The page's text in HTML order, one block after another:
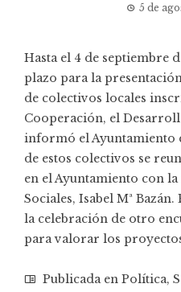
5 de
Hasta el 4 de septiembre
plazo para la
de colectivos locales
Cooperación, el
informó el Ayuntamiento
de estos colectivos se
en el Ayuntamiento con
Sociales, Isabel Mª
la celebración de otro
para valorar los
Publicada en Política,